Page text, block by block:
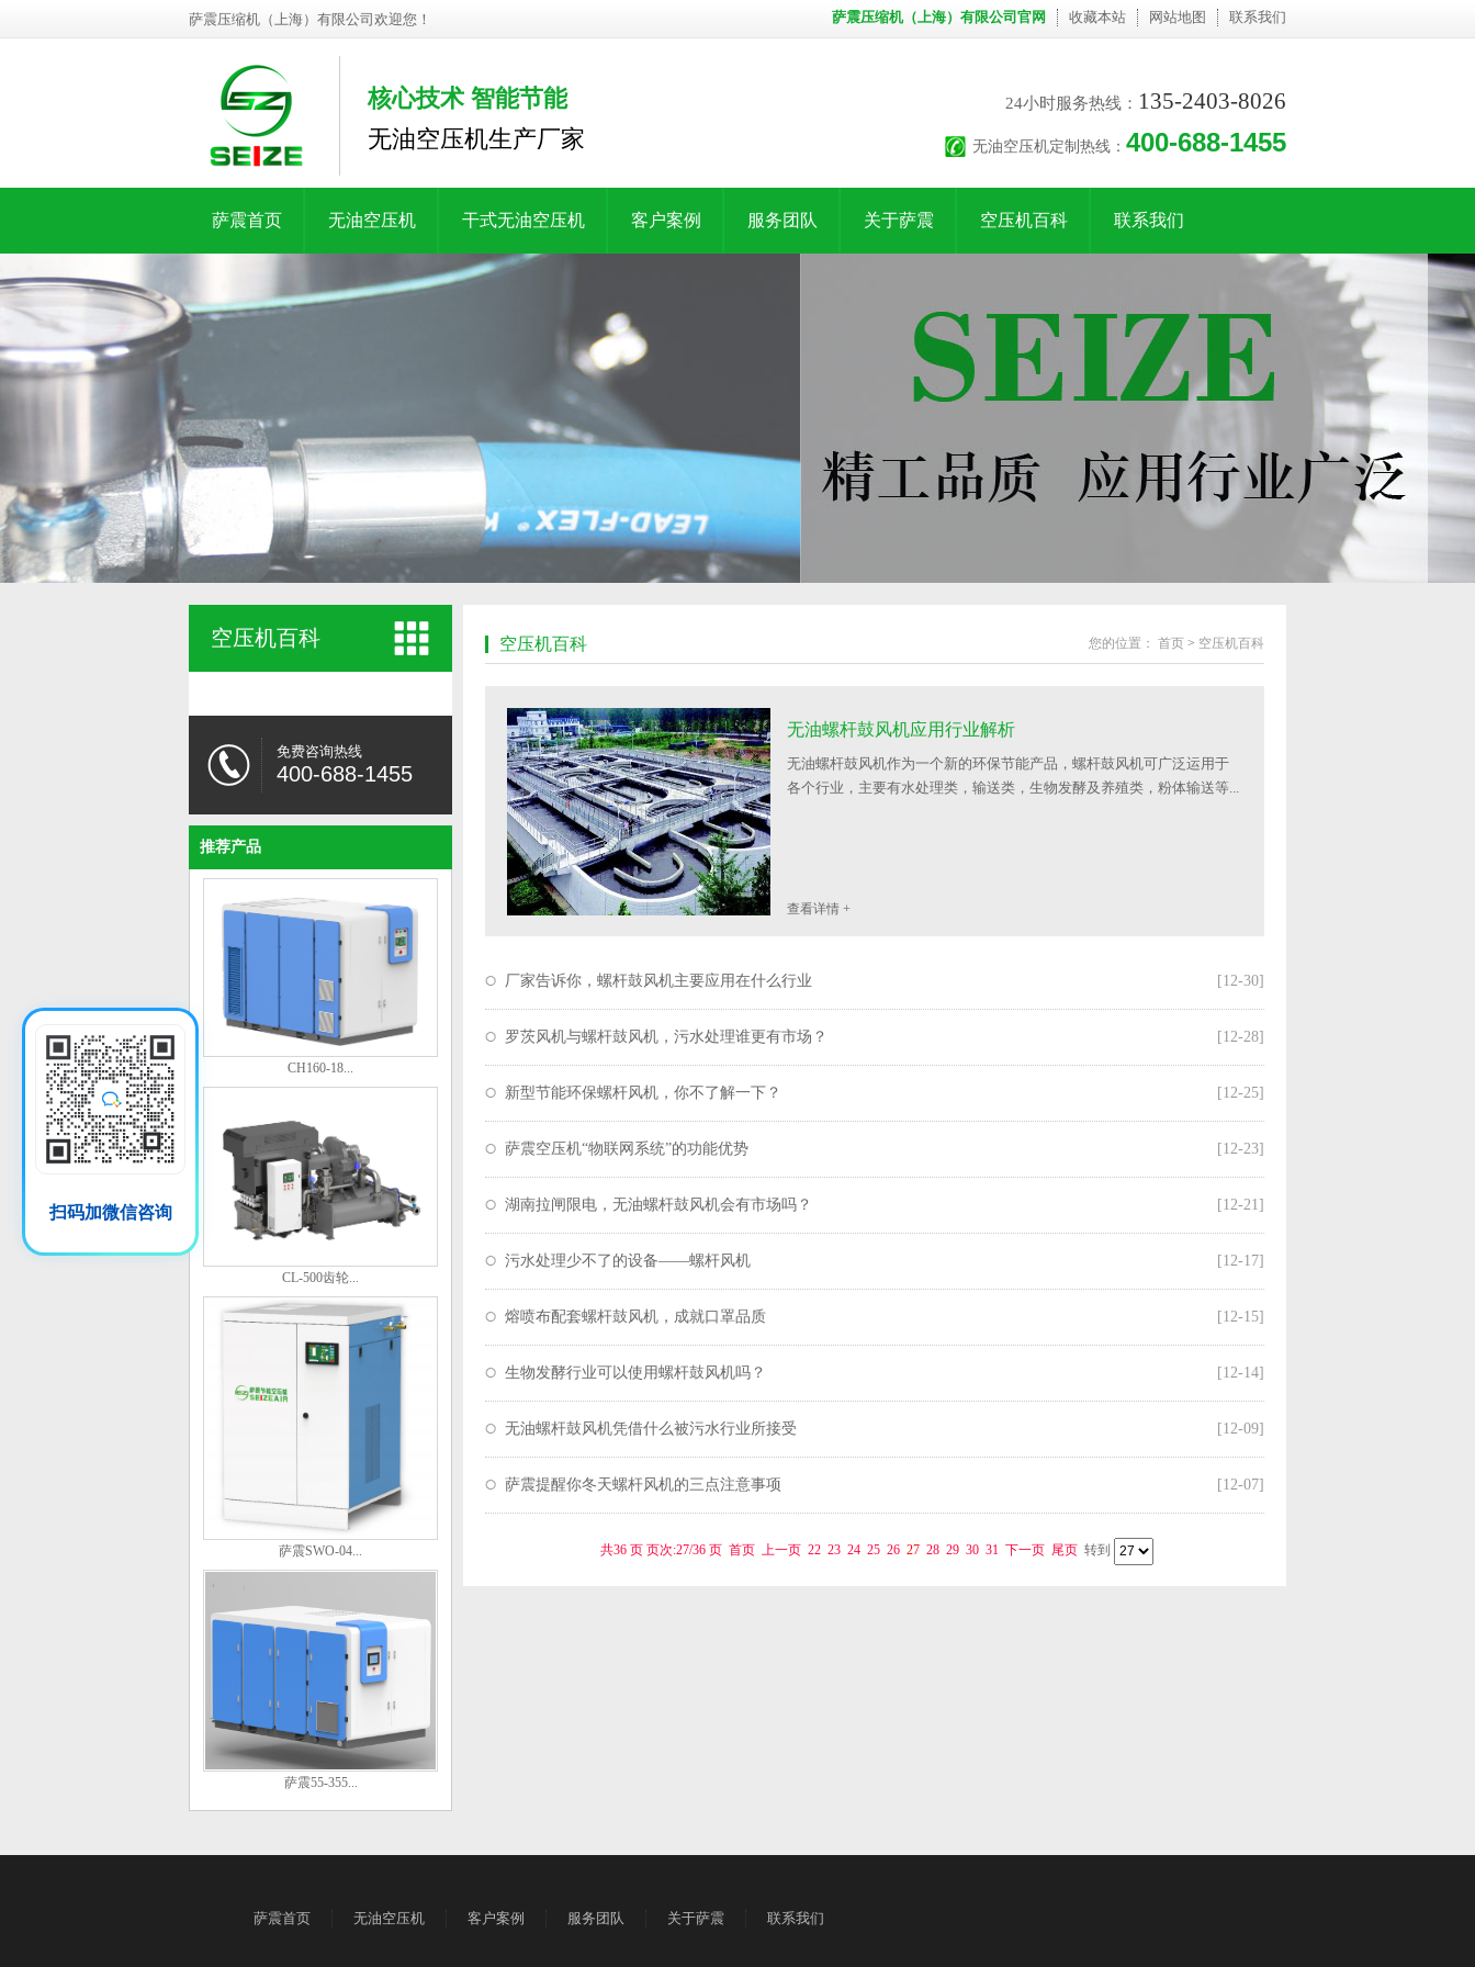
萨震压缩机（上海）有限公司欢迎您！ 萨震压缩机（上海）有限公司官网 收藏本站 网站地图 联系我们
核心技术 智能节能
无油空压机生产厂家
24小时服务热线： 135-2403-8026
无油空压机定制热线： 400-688-1455
萨震首页 无油空压机 干式无油空压机 客户案例 服务团队 关于萨震 空压机百科 联系我们
空压机百科
免费咨询热线
400-688-1455
推荐产品
CH160-18...
CL-500齿轮...
萨震SWO-04...
萨震55-355...
空压机百科 您的位置： 首页 > 空压机百科
无油螺杆鼓风机应用行业解析
无油螺杆鼓风机作为一个新的环保节能产品，螺杆鼓风机可广泛运用于
各个行业，主要有水处理类，输送类，生物发酵及养殖类，粉体输送等...
查看详情 +
厂家告诉你，螺杆鼓风机主要应用在什么行业 [12-30]
罗茨风机与螺杆鼓风机，污水处理谁更有市场？ [12-28]
新型节能环保螺杆风机，你不了解一下？ [12-25]
萨震空压机“物联网系统”的功能优势 [12-23]
湖南拉闸限电，无油螺杆鼓风机会有市场吗？ [12-21]
污水处理少不了的设备——螺杆风机 [12-17]
熔喷布配套螺杆鼓风机，成就口罩品质 [12-15]
生物发酵行业可以使用螺杆鼓风机吗？ [12-14]
无油螺杆鼓风机凭借什么被污水行业所接受 [12-09]
萨震提醒你冬天螺杆风机的三点注意事项 [12-07]
共36 页 页次:27/36 页 首页 上一页 22 23 24 25 26 27 28 29 30 31 下一页 尾页 转到
萨震首页 无油空压机 客户案例 服务团队 关于萨震 联系我们
扫码加微信咨询